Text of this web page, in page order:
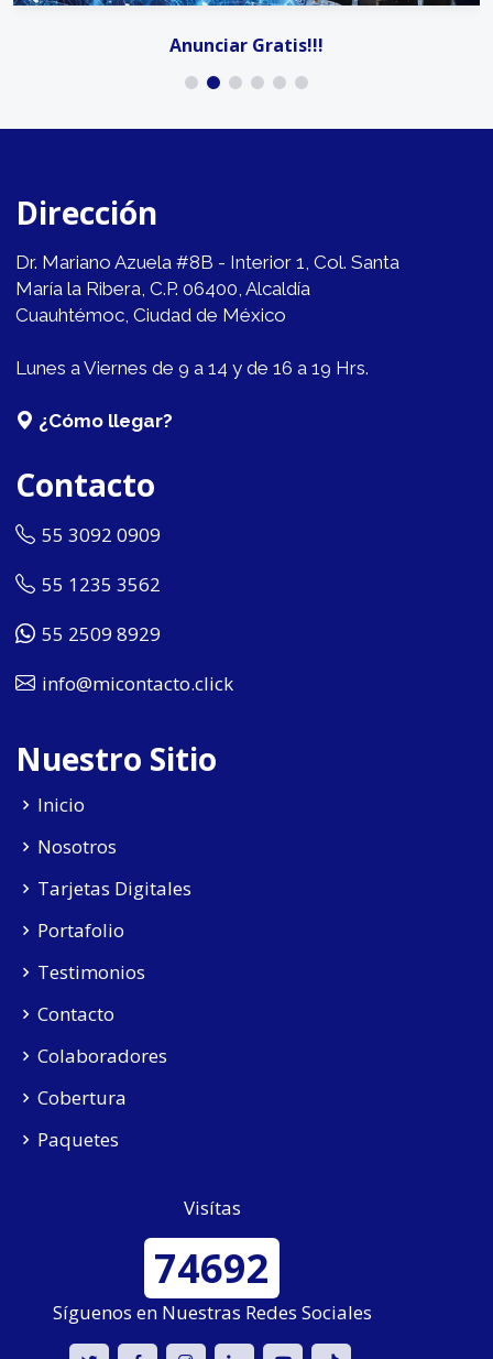
Anunciar Gratis!!!
Dirección
Dr. Mariano Azuela #8B - Interior 1, Col. Santa
María la Ribera, C.P. 06400, Alcaldía
Cuauhtémoc, Ciudad de México
Lunes a Viernes de 9 a 14 y de 16 a 19 Hrs.
¿Cómo llegar?
Contacto
55 3092 0909
55 1235 3562
55 2509 8929
info@micontacto.click
Nuestro Sitio
Inicio
Nosotros
Tarjetas Digitales
Portafolio
Testimonios
Contacto
Colaboradores
Cobertura
Paquetes
Visítas
74692
Síguenos en Nuestras Redes Sociales